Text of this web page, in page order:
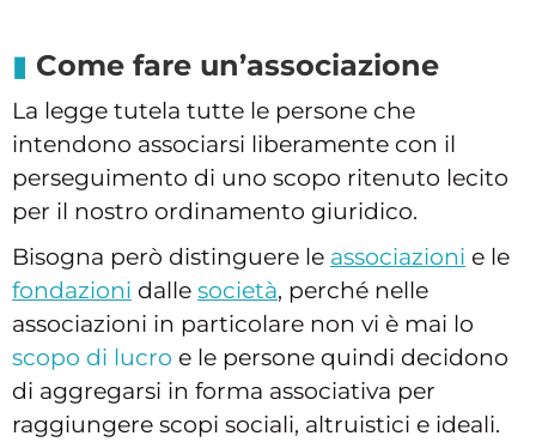
Come fare un’associazione
La legge tutela tutte le persone che
intendono associarsi liberamente con il
perseguimento di uno scopo ritenuto lecito
per il nostro ordinamento giuridico.
Bisogna però distinguere le associazioni e le
fondazioni dalle società, perché nelle
associazioni in particolare non vi è mai lo
scopo di lucro e le persone quindi decidono
di aggregarsi in forma associativa per
raggiungere scopi sociali, altruistici e ideali.